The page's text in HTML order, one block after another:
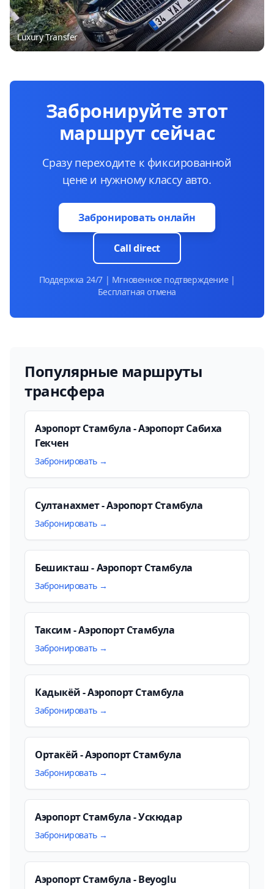
Luxury Transfer
Забронируйте этот
маршрут сейчас
Сразу переходите к фиксированной
цене и нужному классу авто.
Забронировать онлайн
Call direct
Поддержка 24/7 | Мгновенное подтверждение |
Бесплатная отмена
Популярные маршруты
трансфера
Аэропорт Стамбула - Аэропорт Сабиха
Гекчен
Забронировать →
Султанахмет - Аэропорт Стамбула
Забронировать →
Бешикташ - Аэропорт Стамбула
Забронировать →
Таксим - Аэропорт Стамбула
Забронировать →
Кадыкёй - Аэропорт Стамбула
Забронировать →
Ортакёй - Аэропорт Стамбула
Забронировать →
Аэропорт Стамбула - Ускюдар
Забронировать →
Аэропорт Стамбула - Beyoglu